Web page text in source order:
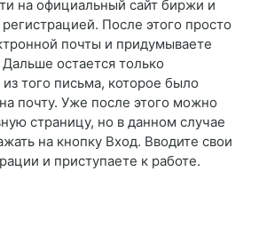
на официальный сайт биржи и
После этого просто
почты и придумываете
остается только
того письма, которое было
почту. Уже после этого можно
страницу, но в данном случае
на кнопку Вход. Вводите свои
и приступаете к работе.